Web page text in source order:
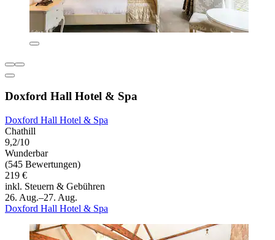
Doxford Hall Hotel & Spa
Doxford Hall Hotel & Spa
Chathill
9,2/10
Wunderbar
(545 Bewertungen)
219 €
inkl. Steuern & Gebühren
26. Aug.–27. Aug.
Doxford Hall Hotel & Spa